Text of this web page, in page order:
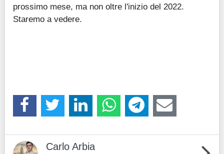
prossimo mese, ma non oltre l'inizio del 2022.
Staremo a vedere.
Carlo Arbia